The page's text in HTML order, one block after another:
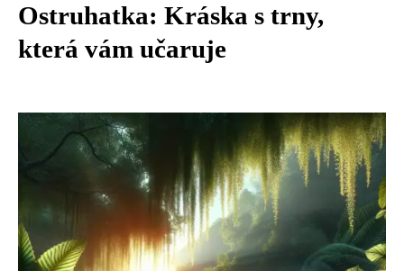
Ostruhatka: Kráska s trny,
která vám učaruje